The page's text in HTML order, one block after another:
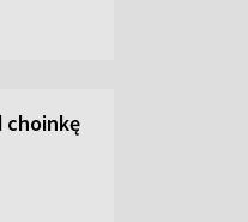
choinkę